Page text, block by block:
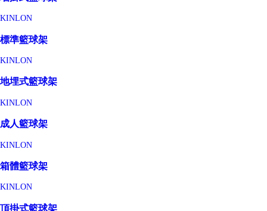
KINLON
標準籃球架
KINLON
地埋式籃球架
KINLON
成人籃球架
KINLON
箱體籃球架
KINLON
頂掛式籃球架